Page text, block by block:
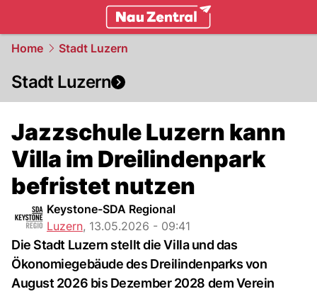
Home Stadt Luzern
Stadt Luzern
Jazzschule Luzern kann
Villa im Dreilindenpark
befristet nutzen
Keystone-SDA Regional
Luzern, 13.05.2026 - 09:41
Die Stadt Luzern stellt die Villa und das
Ökonomiegebäude des Dreilindenparks von
August 2026 bis Dezember 2028 dem Verein